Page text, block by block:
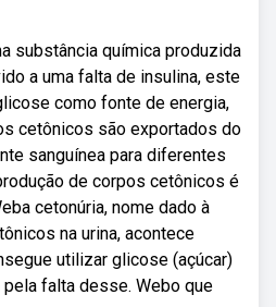
substância química produzida
a uma falta de insulina, este
como fonte de energia,
cetônicos são exportados do
sanguínea para diferentes
de corpos cetônicos é
cetonúria, nome dado à
na urina, acontece
utilizar glicose (açúcar)
pela falta desse. Webo que